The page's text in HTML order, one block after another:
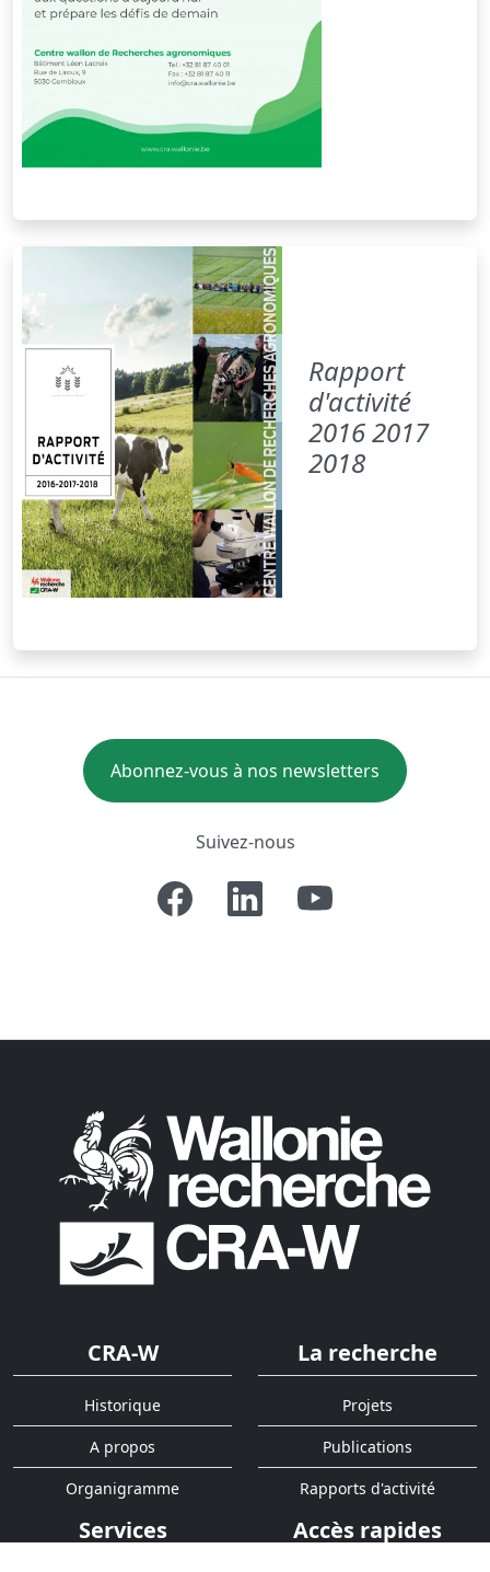
Rapport
d'activité
2016 2017
2018
Abonnez-vous à nos newsletters
Suivez-nous
CRA-W
Historique
A propos
Organigramme
La recherche
Projets
Publications
Rapports d'activité
Services Accès rapides